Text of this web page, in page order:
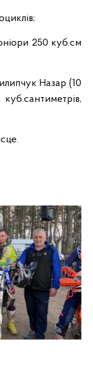
250 куб.см
Назар (10